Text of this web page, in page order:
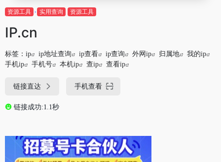
资源工具 实用查询 资源工具
IP.cn
标签： ip ip地址查询 ip查看 ip查询 外网ip 归属地
我的ip
手机ip
手机号 本机ip 查ip 查看ip
链接直达 手机查看
链接成功:1.1秒